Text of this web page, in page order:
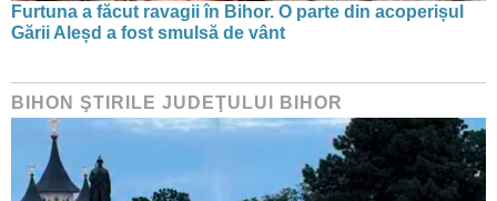
Furtuna a făcut ravagii în Bihor. O parte din acoperișul
Gării Aleșd a fost smulsă de vânt
BIHON ŞTIRILE JUDEŢULUI BIHOR